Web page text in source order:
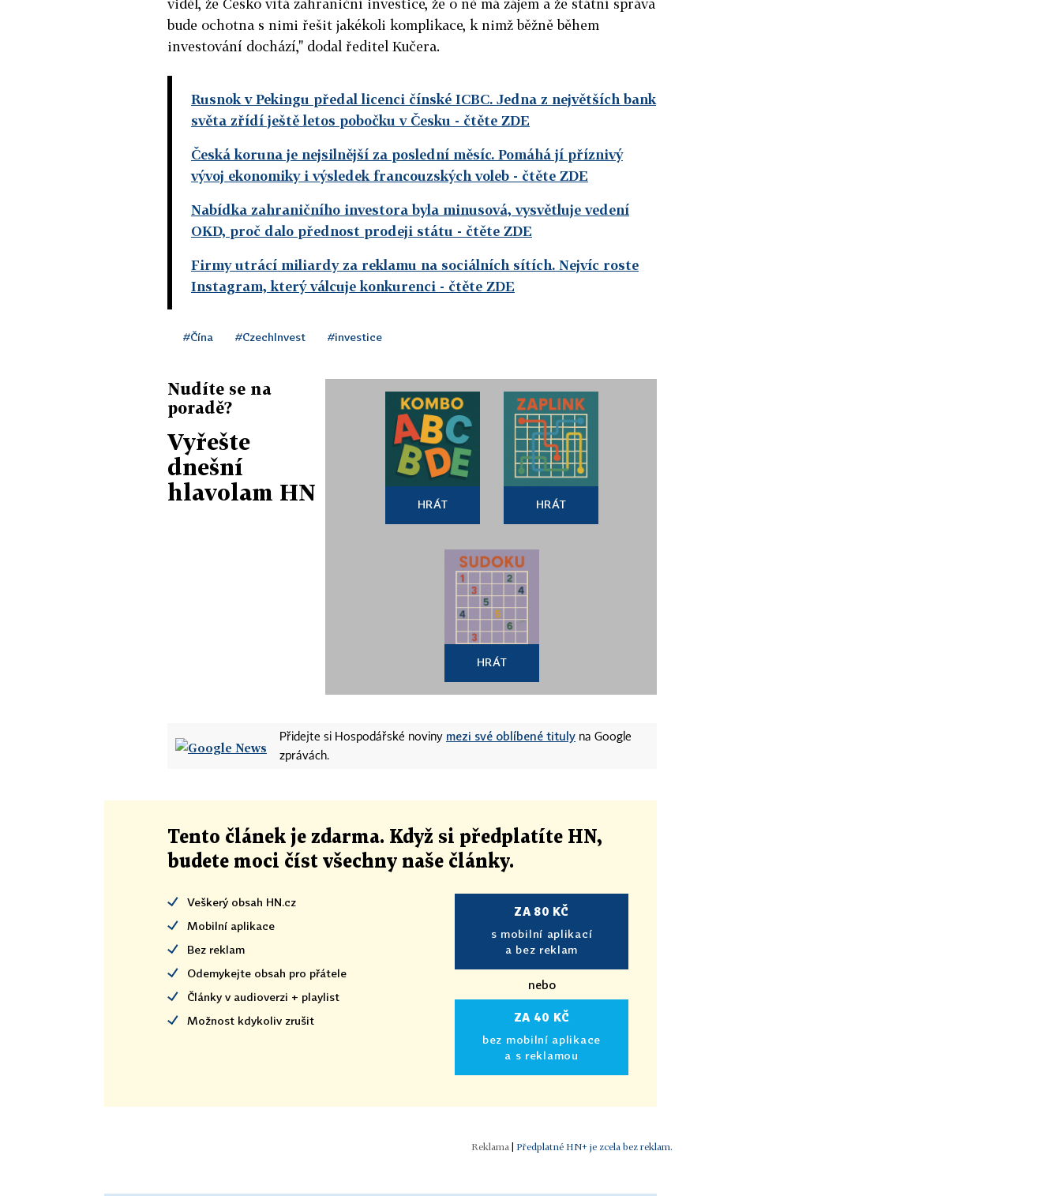
viděl, že Česko vítá zahraniční investice, že o ně má zájem a že státní správa
bude ochotna s nimi řešit jakékoli komplikace, k nimž běžně během
investování dochází," dodal ředitel Kučera.
Rusnok v Pekingu předal licenci čínské ICBC. Jedna z největších bank
světa zřídí ještě letos pobočku v Česku - čtěte ZDE
Česká koruna je nejsilnější za poslední měsíc. Pomáhá jí příznivý
vývoj ekonomiky i výsledek francouzských voleb - čtěte ZDE
Nabídka zahraničního investora byla minusová, vysvětluje vedení
OKD, proč dalo přednost prodeji státu - čtěte ZDE
Firmy utrácí miliardy za reklamu na sociálních sítích. Nejvíc roste
Instagram, který válcuje konkurenci - čtěte ZDE
#Čína #CzechInvest #investice
Nudíte se na
poradě?
Vyřešte
dnešní
hlavolam HN
HRÁT HRÁT
HRÁT
Přidejte si Hospodářské noviny mezi své oblíbené tituly na Google
zprávách.
Tento článek je zdarma. Když si předplatíte HN,
budete moci číst všechny naše články.
Veškerý obsah HN.cz
Mobilní aplikace
Bez reklam
Odemykejte obsah pro přátele
Články v audioverzi + playlist
Možnost kdykoliv zrušit
ZA 80 KČ
s mobilní aplikací
a bez reklam
nebo
ZA 40 KČ
bez mobilní aplikace
a s reklamou
Předplatné HN+ je zcela bez reklam.